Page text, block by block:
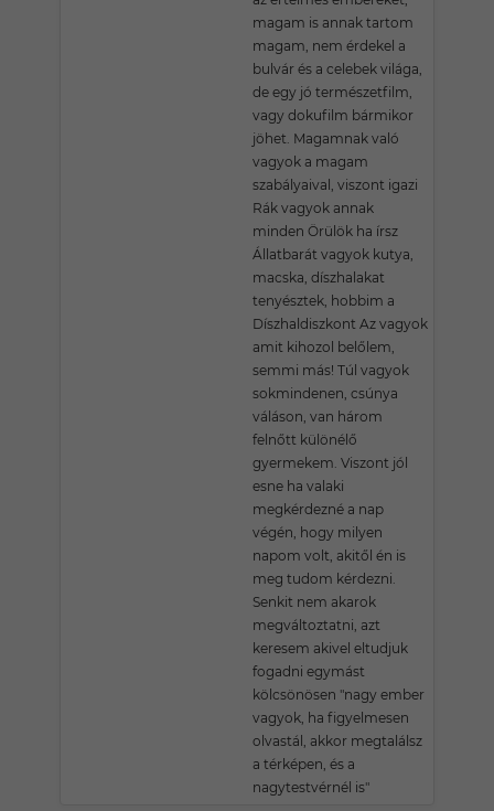
magam is annak tartom
magam, nem érdekel a
bulvár és a celebek világa,
de egy jó természetfilm,
vagy dokufilm bármikor
jöhet. Magamnak való
vagyok a magam
szabályaival, viszont igazi
Rák vagyok annak
minden Örülök ha írsz
Állatbarát vagyok kutya,
macska, díszhalakat
tenyésztek, hobbim a
Díszhaldiszkont Az vagyok
amit kihozol belőlem,
semmi más! Túl vagyok
sokmindenen, csúnya
váláson, van három
felnőtt különélő
gyermekem. Viszont jól
esne ha valaki
megkérdezné a nap
végén, hogy milyen
napom volt, akitől én is
meg tudom kérdezni.
Senkit nem akarok
megváltoztatni, azt
keresem akivel eltudjuk
fogadni egymást
kölcsönösen "nagy ember
vagyok, ha figyelmesen
olvastál, akkor megtalálsz
a térképen, és a
nagytestvérnél is"